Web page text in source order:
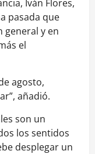
Iván Flores,
pasada que
general y en
el
agosto,
añadió.
son un
los sentidos
desplegar un